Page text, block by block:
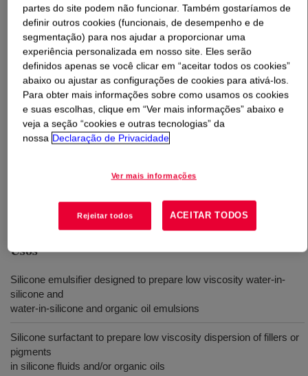
O que éDOWSIL™ ES-5612 Formulation Aid
A principal função desse produto é produzir emulsões de
W/Si e W/Si+O com texturas que variam de loções a
cremes, deixando uma sensação leve e não oleosa na
pele. É um surfactante de silicone etoxilado de baixo
peso molecular. É um material não diluído e permite um
precisa ser aumentado para até 6% ao trabalhar a
dimeticona PEG-10
Usos
Silicone emulsifier designed to prepare low viscosity water-in-
silicone and
water-in-silicone and organic oil emulsions
Silicone surfactant to prepare low viscosity dispersion of fillers or
pigments
in silicone fluids and/or organic oils
partes do site podem não funcionar. Também gostaríamos de
definir outros cookies (funcionais, de desempenho e de
segmentação) para nos ajudar a proporcionar uma
experiência personalizada em nosso site. Eles serão
definidos apenas se você clicar em “aceitar todos os cookies”
abaixo ou ajustar as configurações de cookies para ativá-los.
Para obter mais informações sobre como usamos os cookies
e suas escolhas, clique em “Ver mais informações” abaixo e
veja a seção “cookies e outras tecnologias” da
nossa Declaração de Privacidade
Ver mais informações
Rejeitar todos ACEITAR TODOS